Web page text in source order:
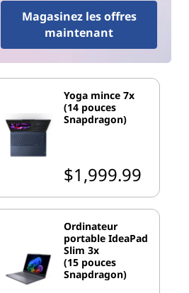
Magasinez les offres
maintenant
Yoga mince 7x
(14 pouces
Snapdragon)
$1,999.99
Ordinateur
portable IdeaPad
Slim 3x
(15 pouces
Snapdragon)